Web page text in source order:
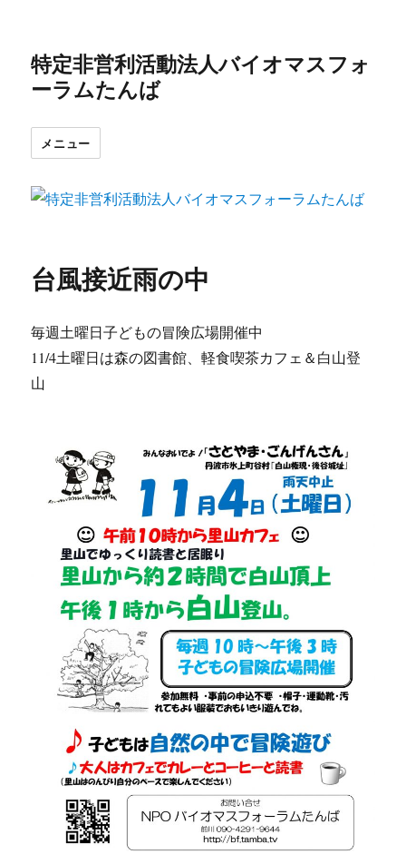
特定非営利活動法人バイオマスフォ
ーラムたんば
メニュー
台風接近雨の中
毎週土曜日子どもの冒険広場開催中
11/4土曜日は森の図書館、軽食喫茶カフェ＆白山登
山